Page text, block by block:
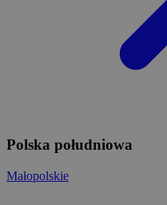
Polska południowa
Małopolskie